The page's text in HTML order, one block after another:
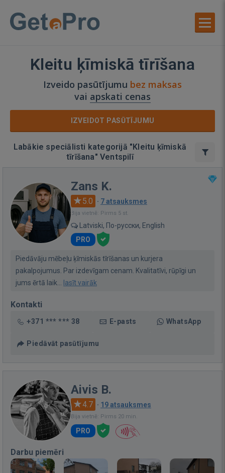
Kleitu ķīmiskā tīrīšana
Izveido pasūtījumu bez maksas
vai apskati cenas
IZVEIDOT PASŪTĪJUMU
Labākie speciālisti kategorijā "Kleitu ķīmiskā
tīrīšana" Ventspilī
Zans K.
5.0 · 7 atsauksmes
Bija vietnē: Pirms 5 st.
Latviski, По-русски, English
PRO
Piedāvāju mēbeļu ķīmiskās tīrīšanas un kurjera
pakalpojumus. Par izdevīgam cenam. Kvalitatīvi, rūpīgi un
jums ērtā laik...
lasīt vairāk
Kontakti
+371 *** *** 38 E-pasts WhatsApp
Piedāvāt pasūtījumu
Aivis B.
4.7 · 19 atsauksmes
Bija vietnē: Pirms 20 min.
PRO
Darbu piemēri